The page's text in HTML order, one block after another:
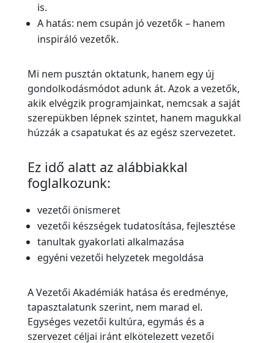
is.
A hatás: nem csupán jó vezetők – hanem
inspiráló vezetők.
Mi nem pusztán oktatunk, hanem egy új
gondolkodásmódot adunk át. Azok a vezetők,
akik elvégzik programjainkat, nemcsak a saját
szerepükben lépnek szintet, hanem magukkal
húzzák a csapatukat és az egész szervezetet.
Ez idő alatt az alábbiakkal
foglalkozunk:
vezetői önismeret
vezetői készségek tudatosítása, fejlesztése
tanultak gyakorlati alkalmazása
egyéni vezetői helyzetek megoldása
A Vezetői Akadémiák hatása és eredménye,
tapasztalatunk szerint, nem marad el.
Egységes vezetői kultúra, egymás és a
szervezet céljai iránt elkötelezett vezetői